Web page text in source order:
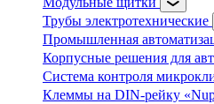
Трубы электротехнические
Промышленная
Корпусные решения для
Система контроля
Клеммы на DIN-рейку